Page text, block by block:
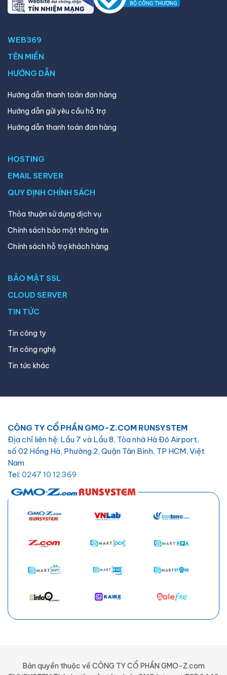
WEB369
TÊN MIỀN
HƯỚNG DẪN
Hướng dẫn thanh toán đơn hàng
Hướng dẫn gửi yêu cầu hỗ trợ
Hướng dẫn thanh toán đơn hàng
HOSTING
EMAIL SERVER
QUY ĐỊNH CHÍNH SÁCH
Thỏa thuận sử dụng dịch vụ
Chính sách bảo mật thông tin
Chính sách hỗ trợ khách hàng
BẢO MẬT SSL
CLOUD SERVER
TIN TỨC
Tin công ty
Tin công nghệ
Tin tức khác
CÔNG TY CỔ PHẦN GMO-Z.COM RUNSYSTEM
Địa chỉ liên hệ: Lầu 7 và Lầu 8, Tòa nhà Hà Đô Airport,
số 02 Hồng Hà, Phường 2, Quận Tân Bình, TP HCM, Việt
Nam
Tel: 0247 10 12 369
hotro@hostify.vn
Bản quyền thuộc về CÔNG TY CỔ PHẦN GMO-Z.com